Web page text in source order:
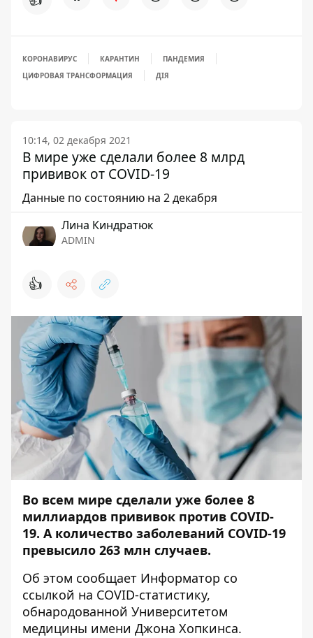
КОРОНАВИРУС КАРАНТИН
ПАНДЕМИЯ
ЦИФРОВАЯ ТРАНСФОРМАЦИЯ
ДІЯ
10:14, 02 декабря 2021
В мире уже сделали более 8 млрд
прививок от COVID-19
Данные по состоянию на 2 декабря
Лина Киндратюк
ADMIN
👍
Во всем мире сделали уже более 8
миллиардов прививок против COVID-
19. А количество заболеваний COVID-19
превысило 263 млн случаев.
Об этом сообщает Информатор со
ссылкой на COVID-статистику,
обнародованной Университетом
медицины имени Джона Хопкинса.